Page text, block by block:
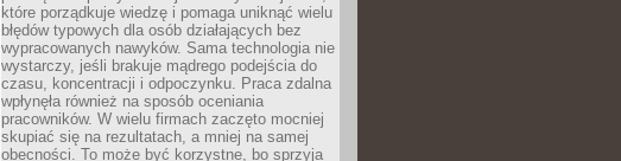
które porządkuje wiedzę i pomaga uniknąć wielu
błędów typowych dla osób działających bez
wypracowanych nawyków. Sama technologia nie
wystarczy, jeśli brakuje mądrego podejścia do
czasu, koncentracji i odpoczynku. Praca zdalna
wpłynęła również na sposób oceniania
pracowników. W wielu firmach zaczęto mocniej
skupiać się na rezultatach, a mniej na samej
obecności. To może być korzystne, bo sprzyja